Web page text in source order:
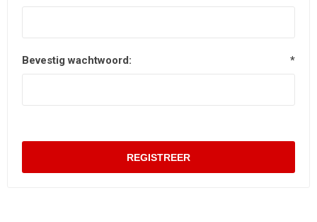
Bevestig wachtwoord: *